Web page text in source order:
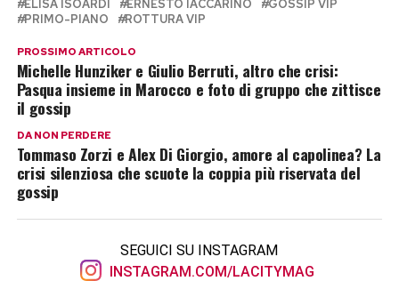
ELISA ISOARDI ERNESTO IACCARINO
GOSSIP VIP
PRIMO-PIANO
ROTTURA VIP
PROSSIMO ARTICOLO
Michelle Hunziker e Giulio Berruti, altro che crisi:
Pasqua insieme in Marocco e foto di gruppo che zittisce
il gossip
DA NON PERDERE
Tommaso Zorzi e Alex Di Giorgio, amore al capolinea? La
crisi silenziosa che scuote la coppia più riservata del
gossip
SEGUICI SU INSTAGRAM
INSTAGRAM.COM/LACITYMAG